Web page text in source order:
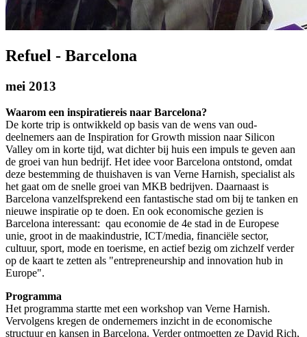
Refuel - Barcelona
mei 2013
Waarom een inspiratiereis naar Barcelona?
De korte trip is ontwikkeld op basis van de wens van oud-
deelnemers aan de Inspiration for Growth mission naar Silicon
Valley om in korte tijd, wat dichter bij huis een impuls te geven aan
de groei van hun bedrijf. Het idee voor Barcelona ontstond, omdat
deze bestemming de thuishaven is van Verne Harnish, specialist als
het gaat om de snelle groei van MKB bedrijven. Daarnaast is
Barcelona vanzelfsprekend een fantastische stad om bij te tanken en
nieuwe inspiratie op te doen. En ook economische gezien is
Barcelona interessant: qau economie de 4e stad in de Europese
unie, groot in de maakindustrie, ICT/media, financiële sector,
cultuur, sport, mode en toerisme, en actief bezig om zichzelf verder
op de kaart te zetten als "entrepreneurship and innovation hub in
Europe".
Programma
Het programma startte met een workshop van Verne Harnish.
Vervolgens kregen de ondernemers inzicht in de economische
structuur en kansen in Barcelona. Verder ontmoetten ze David Rich,